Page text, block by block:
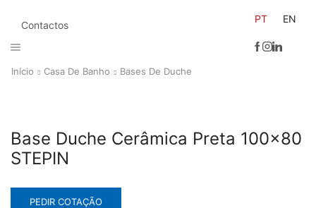
Contactos
PT EN
Início Casa De Banho Bases De Duche
Base Duche Cerâmica Preta 100×80
STEPIN
PEDIR COTAÇÃO